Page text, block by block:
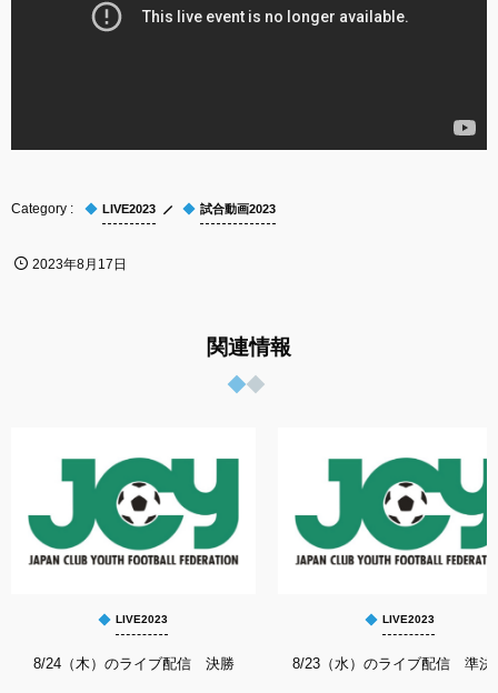
LIVE2023 試合動画2023
2023年8月17日
関連情報
LIVE2023
8/24（木）のライブ配信 決勝
LIVE2023
8/23（水）のライブ配信 準決